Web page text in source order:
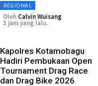
REGIONAL
Oleh Calvin Wuisang
3 jam yang lalu.
Kapolres Kotamobagu
Hadiri Pembukaan Open
Tournament Drag Race
dan Drag Bike 2026